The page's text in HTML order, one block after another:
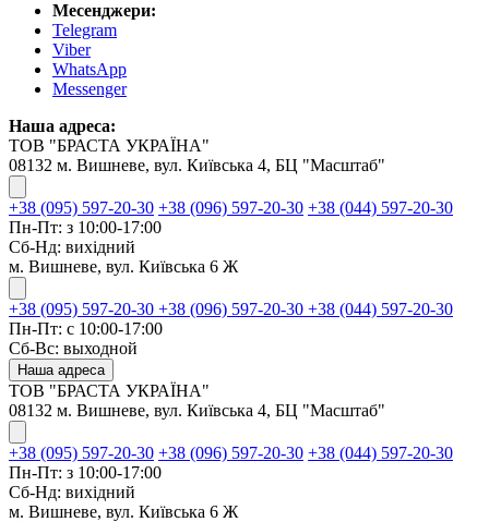
Месенджери:
Telegram
Viber
WhatsApp
Messenger
Наша адреса:
ТОВ "БРАСТА УКРАЇНА"
08132 м. Вишневе, вул. Київська 4, БЦ "Масштаб"
+38 (095) 597-20-30 +38 (096) 597-20-30 +38 (044) 597-20-30
Пн-Пт: з 10:00-17:00
Сб-Нд: вихідний
м. Вишневе, вул. Київська 6 Ж
+38 (095) 597-20-30 +38 (096) 597-20-30 +38 (044) 597-20-30
Пн-Пт: с 10:00-17:00
Сб-Вс: выходной
Наша адреса
ТОВ "БРАСТА УКРАЇНА"
08132 м. Вишневе, вул. Київська 4, БЦ "Масштаб"
+38 (095) 597-20-30 +38 (096) 597-20-30 +38 (044) 597-20-30
Пн-Пт: з 10:00-17:00
Сб-Нд: вихідний
м. Вишневе, вул. Київська 6 Ж